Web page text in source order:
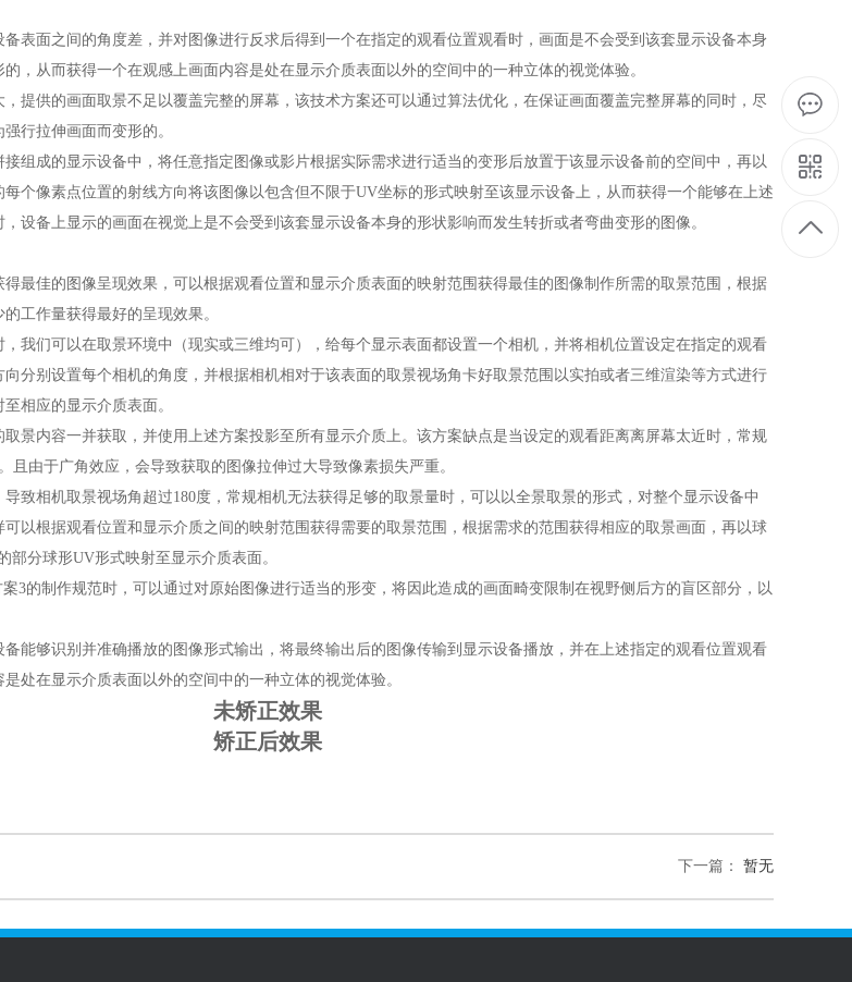
表面之间的角度差，并对图像进行反求后得到一个在指定的观看位置观看时，画面是不会受到该套显示设备本身
，从而获得一个在观感上画面内容是处在显示介质表面以外的空间中的一种立体的视觉体验。
提供的画面取景不足以覆盖完整的屏幕，该技术方案还可以通过算法优化，在保证画面覆盖完整屏幕的同时，尽
行拉伸画面而变形的。
组成的显示设备中，将任意指定图像或影片根据实际需求进行适当的变形后放置于该显示设备前的空间中，再以
个像素点位置的射线方向将该图像以包含但不限于UV坐标的形式映射至该显示设备上，从而获得一个能够在上述
设备上显示的画面在视觉上是不会受到该套显示设备本身的形状影响而发生转折或者弯曲变形的图像。
最佳的图像呈现效果，可以根据观看位置和显示介质表面的映射范围获得最佳的图像制作所需的取景范围，根据
工作量获得最好的呈现效果。
我们可以在取景环境中（现实或三维均可），给每个显示表面都设置一个相机，并将相机位置设定在指定的观看
分别设置每个相机的角度，并根据相机相对于该表面的取景视场角卡好取景范围以实拍或者三维渲染等方式进行
相应的显示介质表面。
景内容一并获取，并使用上述方案投影至所有显示介质上。该方案缺点是当设定的观看距离离屏幕太近时，常规
且由于广角效应，会导致获取的图像拉伸过大导致像素损失严重。
致相机取景视场角超过180度，常规相机无法获得足够的取景量时，可以以全景取景的形式，对整个显示设备中
以根据观看位置和显示介质之间的映射范围获得需要的取景范围，根据需求的范围获得相应的取景画面，再以球
分球形UV形式映射至显示介质表面。
3的制作规范时，可以通过对原始图像进行适当的形变，将因此造成的画面畸变限制在视野侧后方的盲区部分，以
能够识别并准确播放的图像形式输出，将最终输出后的图像传输到显示设备播放，并在上述指定的观看位置观看
处在显示介质表面以外的空间中的一种立体的视觉体验。
未矫正效果
矫正后效果
下一篇： 暂无